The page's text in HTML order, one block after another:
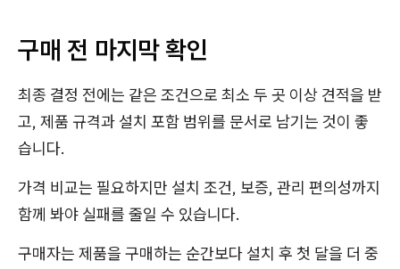
구매 전 마지막 확인
최종 결정 전에는 같은 조건으로 최소 두 곳 이상 견적을 받
고, 제품 규격과 설치 포함 범위를 문서로 남기는 것이 좋
습니다.
가격 비교는 필요하지만 설치 조건, 보증, 관리 편의성까지
함께 봐야 실패를 줄일 수 있습니다.
구매자는 제품을 구매하는 순간보다 설치 후 첫 달을 더 중